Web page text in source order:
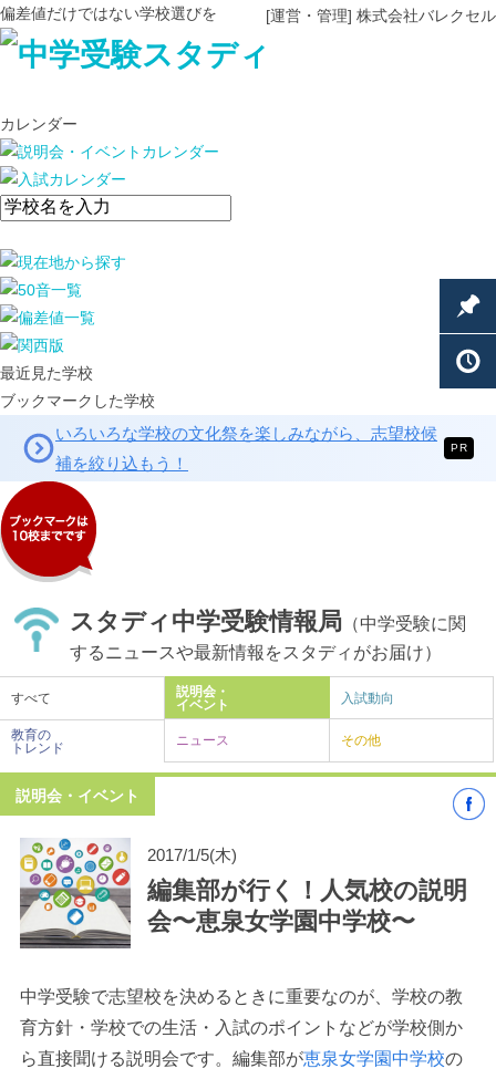
偏差値だけではない学校選びを
カレンダー
最近見た学校
ブックマークした学校
いろいろな学校の文化祭を楽しみながら、志望校候
補を絞り込もう！
PR
スタディ中学受験情報局 （中学受験に関
するニュースや最新情報をスタディがお届け）
すべて
説明会・
イベント
入試動向
教育の
トレンド
ニュース その他
説明会・イベント
2017/1/5(木)
編集部が行く！人気校の説明
会〜恵泉女学園中学校〜
中学受験で志望校を決めるときに重要なのが、学校の教
育方針・学校での生活・入試のポイントなどが学校側か
ら直接聞ける説明会です。編集部が恵泉女学園中学校の
[運営・管理] 株式会社バレクセル